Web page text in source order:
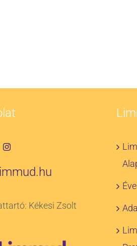
Kékesi Zsolt